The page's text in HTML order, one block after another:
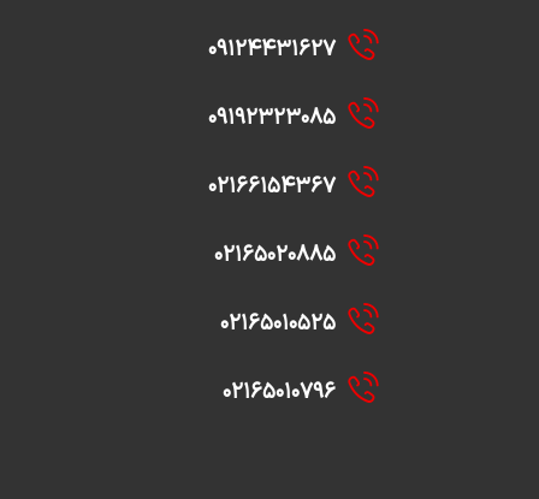
۰۹۱۲۴۴۳۱۶۲۷
۰۹۱۹۲۳۲۳۰۸۵
۰۲۱۶۶۱۵۴۳۶۷
۰۲۱۶۵۰۲۰۸۸۵
۰۲۱۶۵۰۱۰۵۲۵
۰۲۱۶۵۰۱۰۷۹۶